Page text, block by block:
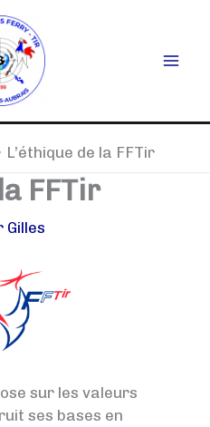
L’éthique de la FFTir
FFTir
Gilles
sur les valeurs
ses bases en